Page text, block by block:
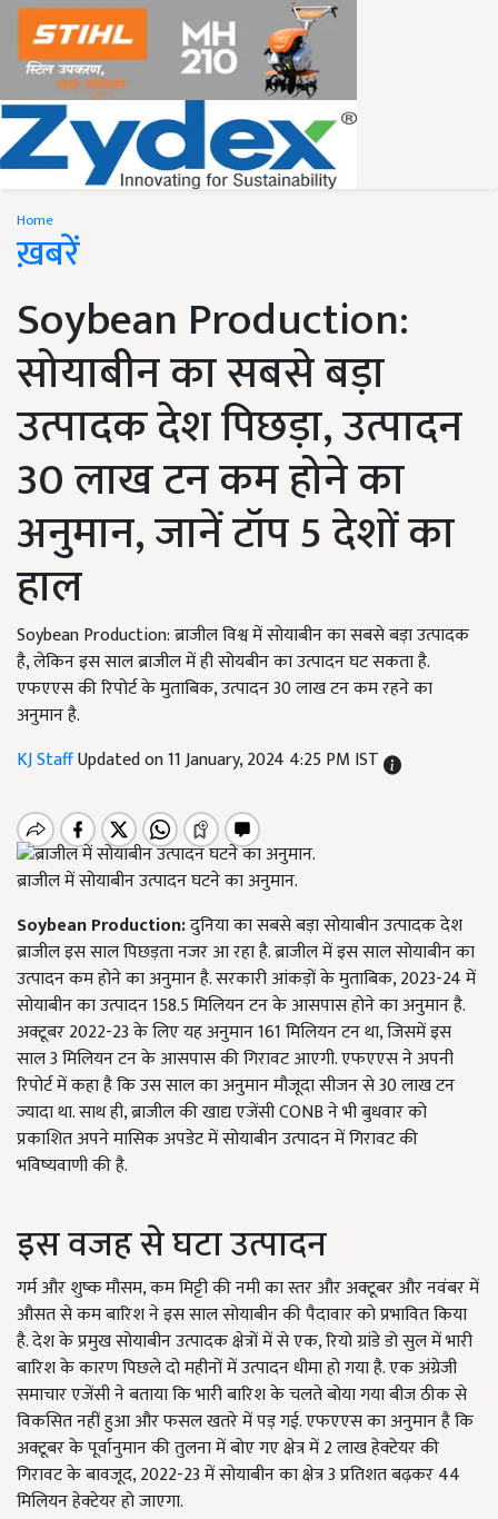
Home
ख़बरें
Soybean Production:
सोयाबीन का सबसे बड़ा
उत्पादक देश पिछड़ा, उत्पादन
30 लाख टन कम होने का
अनुमान, जानें टॉप 5 देशों का
हाल
Soybean Production: ब्राजील विश्व में सोयाबीन का सबसे बड़ा उत्पादक
है, लेकिन इस साल ब्राजील में ही सोयबीन का उत्पादन घट सकता है.
एफएएस की रिपोर्ट के मुताबिक, उत्पादन 30 लाख टन कम रहने का
अनुमान है.
KJ StaffUpdated on 11 January, 2024 4:25 PM IST
ब्राजील में सोयाबीन उत्पादन घटने का अनुमान.
Soybean Production:दुनिया का सबसे बड़ा सोयाबीन उत्पादक देश
ब्राजील इस साल पिछड़ता नजर आ रहा है. ब्राजील में इस साल सोयाबीन का
उत्पादन कम होने का अनुमान है. सरकारी आंकड़ों के मुताबिक, 2023-24 में
सोयाबीन का उत्पादन 158.5 मिलियन टन के आसपास होने का अनुमान है.
अक्टूबर 2022-23 के लिए यह अनुमान 161 मिलियन टन था, जिसमें इस
साल 3 मिलियन टन के आसपास की गिरावट आएगी. एफएएस ने अपनी
रिपोर्ट में कहा है कि उस साल का अनुमान मौजूदा सीजन से 30 लाख टन
ज्यादा था. साथ ही, ब्राजील की खाद्य एजेंसी CONB ने भी बुधवार को
प्रकाशित अपने मासिक अपडेट में सोयाबीन उत्पादन में गिरावट की
भविष्यवाणी की है.
इस वजह से घटा उत्पादन
गर्म और शुष्क मौसम, कम मिट्टी की नमी का स्तर और अक्टूबर और नवंबर में
औसत से कम बारिश ने इस साल सोयाबीन की पैदावार को प्रभावित किया
है. देश के प्रमुख सोयाबीन उत्पादक क्षेत्रों में से एक, रियो ग्रांडे डो सुल में भारी
बारिश के कारण पिछले दो महीनों में उत्पादन धीमा हो गया है. एक अंग्रेजी
समाचार एजेंसी ने बताया कि भारी बारिश के चलते बोया गया बीज ठीक से
विकसित नहीं हुआ और फसल खतरे में पड़ गई. एफएएस का अनुमान है कि
अक्टूबर के पूर्वानुमान की तुलना में बोए गए क्षेत्र में 2 लाख हेक्टेयर की
गिरावट के बावजूद, 2022-23 में सोयाबीन का क्षेत्र 3 प्रतिशत बढ़कर 44
मिलियन हेक्टेयर हो जाएगा.